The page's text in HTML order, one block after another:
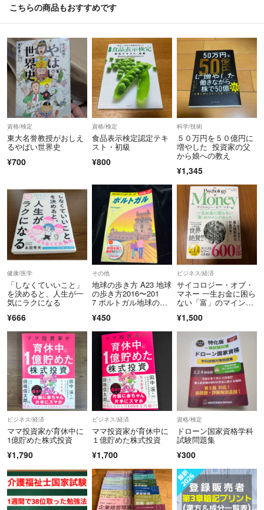
こちらの商品もおすすめです
資格/検定
東大名誉教授がおしえ
るやばい世界史
¥700
資格/検定
食品表示検定認定テキ
スト・初級
¥800
科学/技術
５０万円を５０億円に
増やした 投資家の父
から娘への教え
¥1,345
健康/医学
「しなくていいこと」
を決めると、人生が一
気にラクになる
¥666
その他
地球の歩き方 A23 地球
の歩き方2016〜201
7 ポルトガル地球の歩
¥450
ビジネス/経済
サイコロジー・オブ・
マネー 一生お金に困ら
ない「富」のマインド
セル
¥1,500
ビジネス/経済
ママ投資家が育休中に
1億貯めた株式投資
¥1,790
ビジネス/経済
ママ投資家が育休中に
１億貯めた株式投資
¥1,700
資格/検定
ドローン国家資格学科
試験問題集
¥300